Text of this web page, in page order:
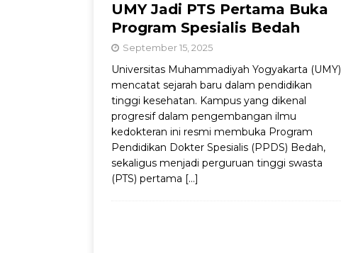
UMY Jadi PTS Pertama Buka
Program Spesialis Bedah
September 15, 2025
Universitas Muhammadiyah Yogyakarta (UMY)
mencatat sejarah baru dalam pendidikan
tinggi kesehatan. Kampus yang dikenal
progresif dalam pengembangan ilmu
kedokteran ini resmi membuka Program
Pendidikan Dokter Spesialis (PPDS) Bedah,
sekaligus menjadi perguruan tinggi swasta
(PTS) pertama […]